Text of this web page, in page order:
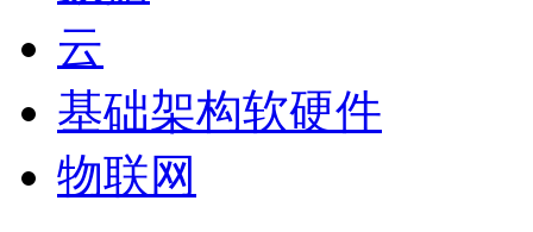
云
基础架构软硬件
物联网